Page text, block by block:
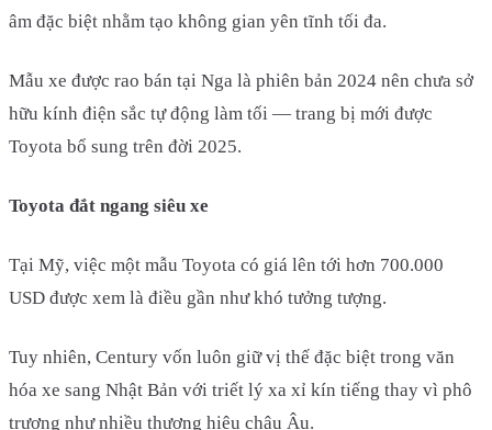
âm đặc biệt nhằm tạo không gian yên tĩnh tối đa.
Mẫu xe được rao bán tại Nga là phiên bản 2024 nên chưa sở
hữu kính điện sắc tự động làm tối — trang bị mới được
Toyota bổ sung trên đời 2025.
Toyota đắt ngang siêu xe
Tại Mỹ, việc một mẫu Toyota có giá lên tới hơn 700.000
USD được xem là điều gần như khó tưởng tượng.
Tuy nhiên, Century vốn luôn giữ vị thế đặc biệt trong văn
hóa xe sang Nhật Bản với triết lý xa xỉ kín tiếng thay vì phô
trương như nhiều thương hiệu châu Âu.